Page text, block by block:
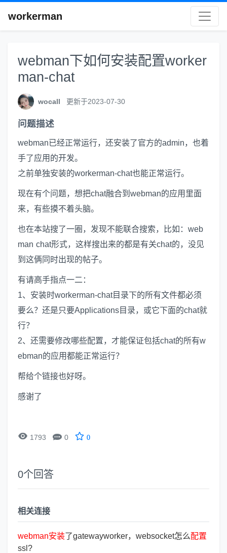
workerman
webman下如何安装配置worker
man-chat
wocall 更新于2023-07-30
问题描述
webman已经正常运行，还安装了官方的admin，也着
手了应用的开发。
之前单独安装的workerman-chat也能正常运行。
现在有个问题，想把chat融合到webman的应用里面
来，有些摸不着头脑。
也在本站搜了一圈，发现不能联合搜索，比如：web
man chat形式，这样搜出来的都是有关chat的，没见
到这俩同时出现的帖子。
有请高手指点一二：
1、安装时workerman-chat目录下的所有文件都必须
要么？还是只要Applications目录，或它下面的chat就
行？
2、还需要修改哪些配置，才能保证包括chat的所有w
ebman的应用都能正常运行？
帮给个链接也好呀。
感谢了
 1793  0 0
0个回答
相关连接
webman安装了gatewayworker，websocket怎么配置
ssl?